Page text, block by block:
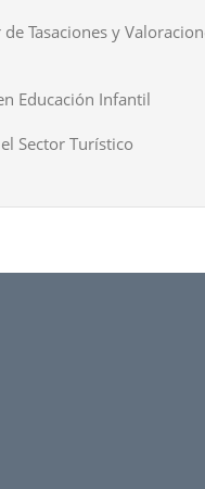
Tasaciones y
Educación Infantil
Sector Turístico